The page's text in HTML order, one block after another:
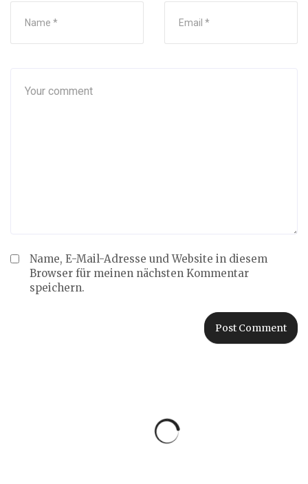
Name, E-Mail-Adresse und Website in diesem
Browser für meinen nächsten Kommentar
speichern.